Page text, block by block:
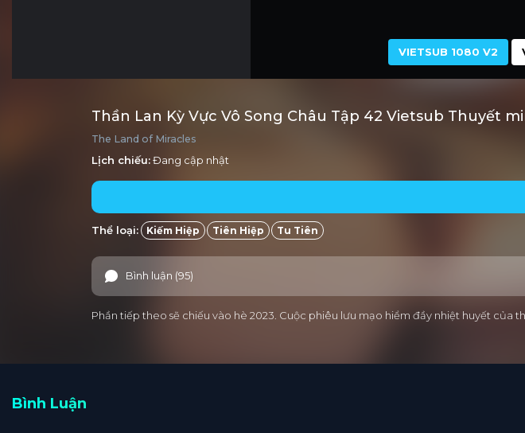
VIETSUB 1080 V2
Thần Lan Kỳ Vực Vô Song Châu Tập 42 Vietsub Thuyết
The Land of Miracles
Lịch chiếu:Đang cập nhật
Thể loại: Kiếm Hiệp Tiên Hiệp Tu Tiên
Bình luận (95)
Phần tiếp theo sẽ chiếu vào hè 2023. Cuộc phiêu lưu mạo hiểm đầy nhiệt huyết của
Bình Luận